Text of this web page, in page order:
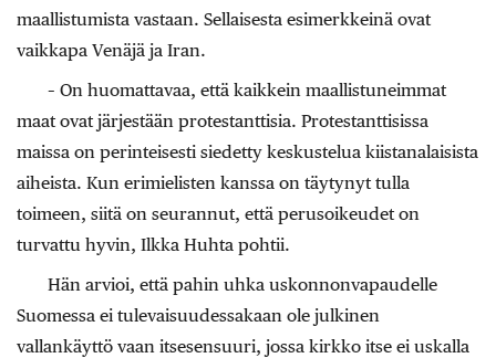
maallistumista vastaan. Sellaisesta esimerkkeinä ovat
vaikkapa Venäjä ja Iran.
– On huomattavaa, että kaikkein maallistuneimmat
maat ovat järjestään protestanttisia. Protestanttisissa
maissa on perinteisesti siedetty keskustelua kiistanalaisista
aiheista. Kun erimielisten kanssa on täytynyt tulla
toimeen, siitä on seurannut, että perusoikeudet on
turvattu hyvin, Ilkka Huhta pohtii.
Hän arvioi, että pahin uhka uskonnonvapaudelle
Suomessa ei tulevaisuudessakaan ole julkinen
vallankäyttö vaan itsesensuuri, jossa kirkko itse ei uskalla